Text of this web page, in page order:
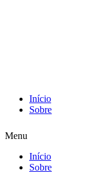
Início
Sobre
Menu
Início
Sobre